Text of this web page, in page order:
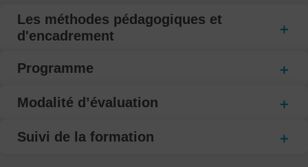
Les méthodes pédagogiques et
d'encadrement
Programme
Modalité d’évaluation
Suivi de la formation